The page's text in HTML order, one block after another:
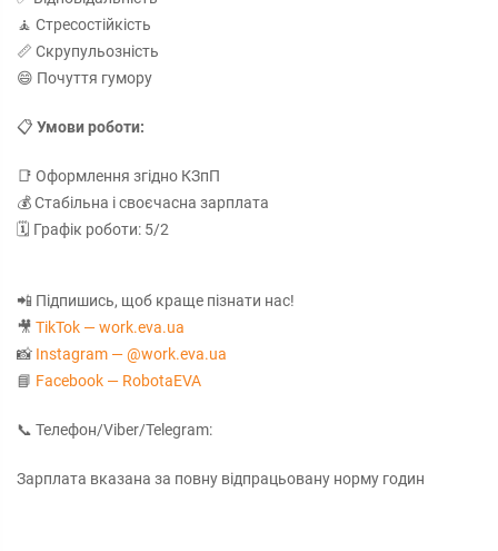
🧘 Стресостійкість
📏 Скрупульозність
😄 Почуття гумору
📋 Умови роботи:
📑 Оформлення згідно КЗпП
💰 Стабільна і своєчасна зарплата
🗓 Графік роботи: 5/2
📲 Підпишись, щоб краще пізнати нас!
🎥 TikTok — work.eva.ua
📸 Instagram — @work.eva.ua
📘 Facebook — RobotaEVA
📞 Телефон/Viber/Telegram:
Зарплата вказана за повну відпрацьовану норму годин